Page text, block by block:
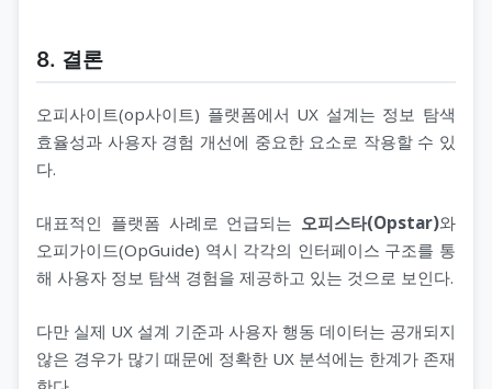
8. 결론
오피사이트(op사이트) 플랫폼에서 UX 설계는 정보 탐색
효율성과 사용자 경험 개선에 중요한 요소로 작용할 수 있
다.
대표적인 플랫폼 사례로 언급되는 오피스타(Opstar)와
오피가이드(OpGuide) 역시 각각의 인터페이스 구조를 통
해 사용자 정보 탐색 경험을 제공하고 있는 것으로 보인다.
다만 실제 UX 설계 기준과 사용자 행동 데이터는 공개되지
않은 경우가 많기 때문에 정확한 UX 분석에는 한계가 존재